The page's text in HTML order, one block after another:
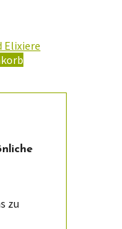
Elixiere
zu